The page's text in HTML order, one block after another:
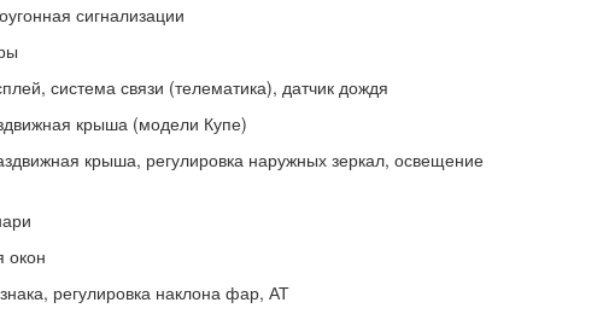
сигнализации
система связи (телематика), датчик дождя
крыша (модели Купе)
крыша, регулировка наружных зеркал, освещение
окон
регулировка наклона фар, АТ